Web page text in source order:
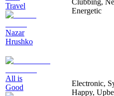
Travel
Nazar
Hrushko
Energetic
All is
Good
Electronic,
Happy,